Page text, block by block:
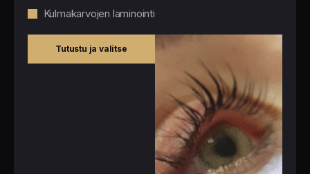
Kulmakarvojen laminointi
Tutustu ja valitse